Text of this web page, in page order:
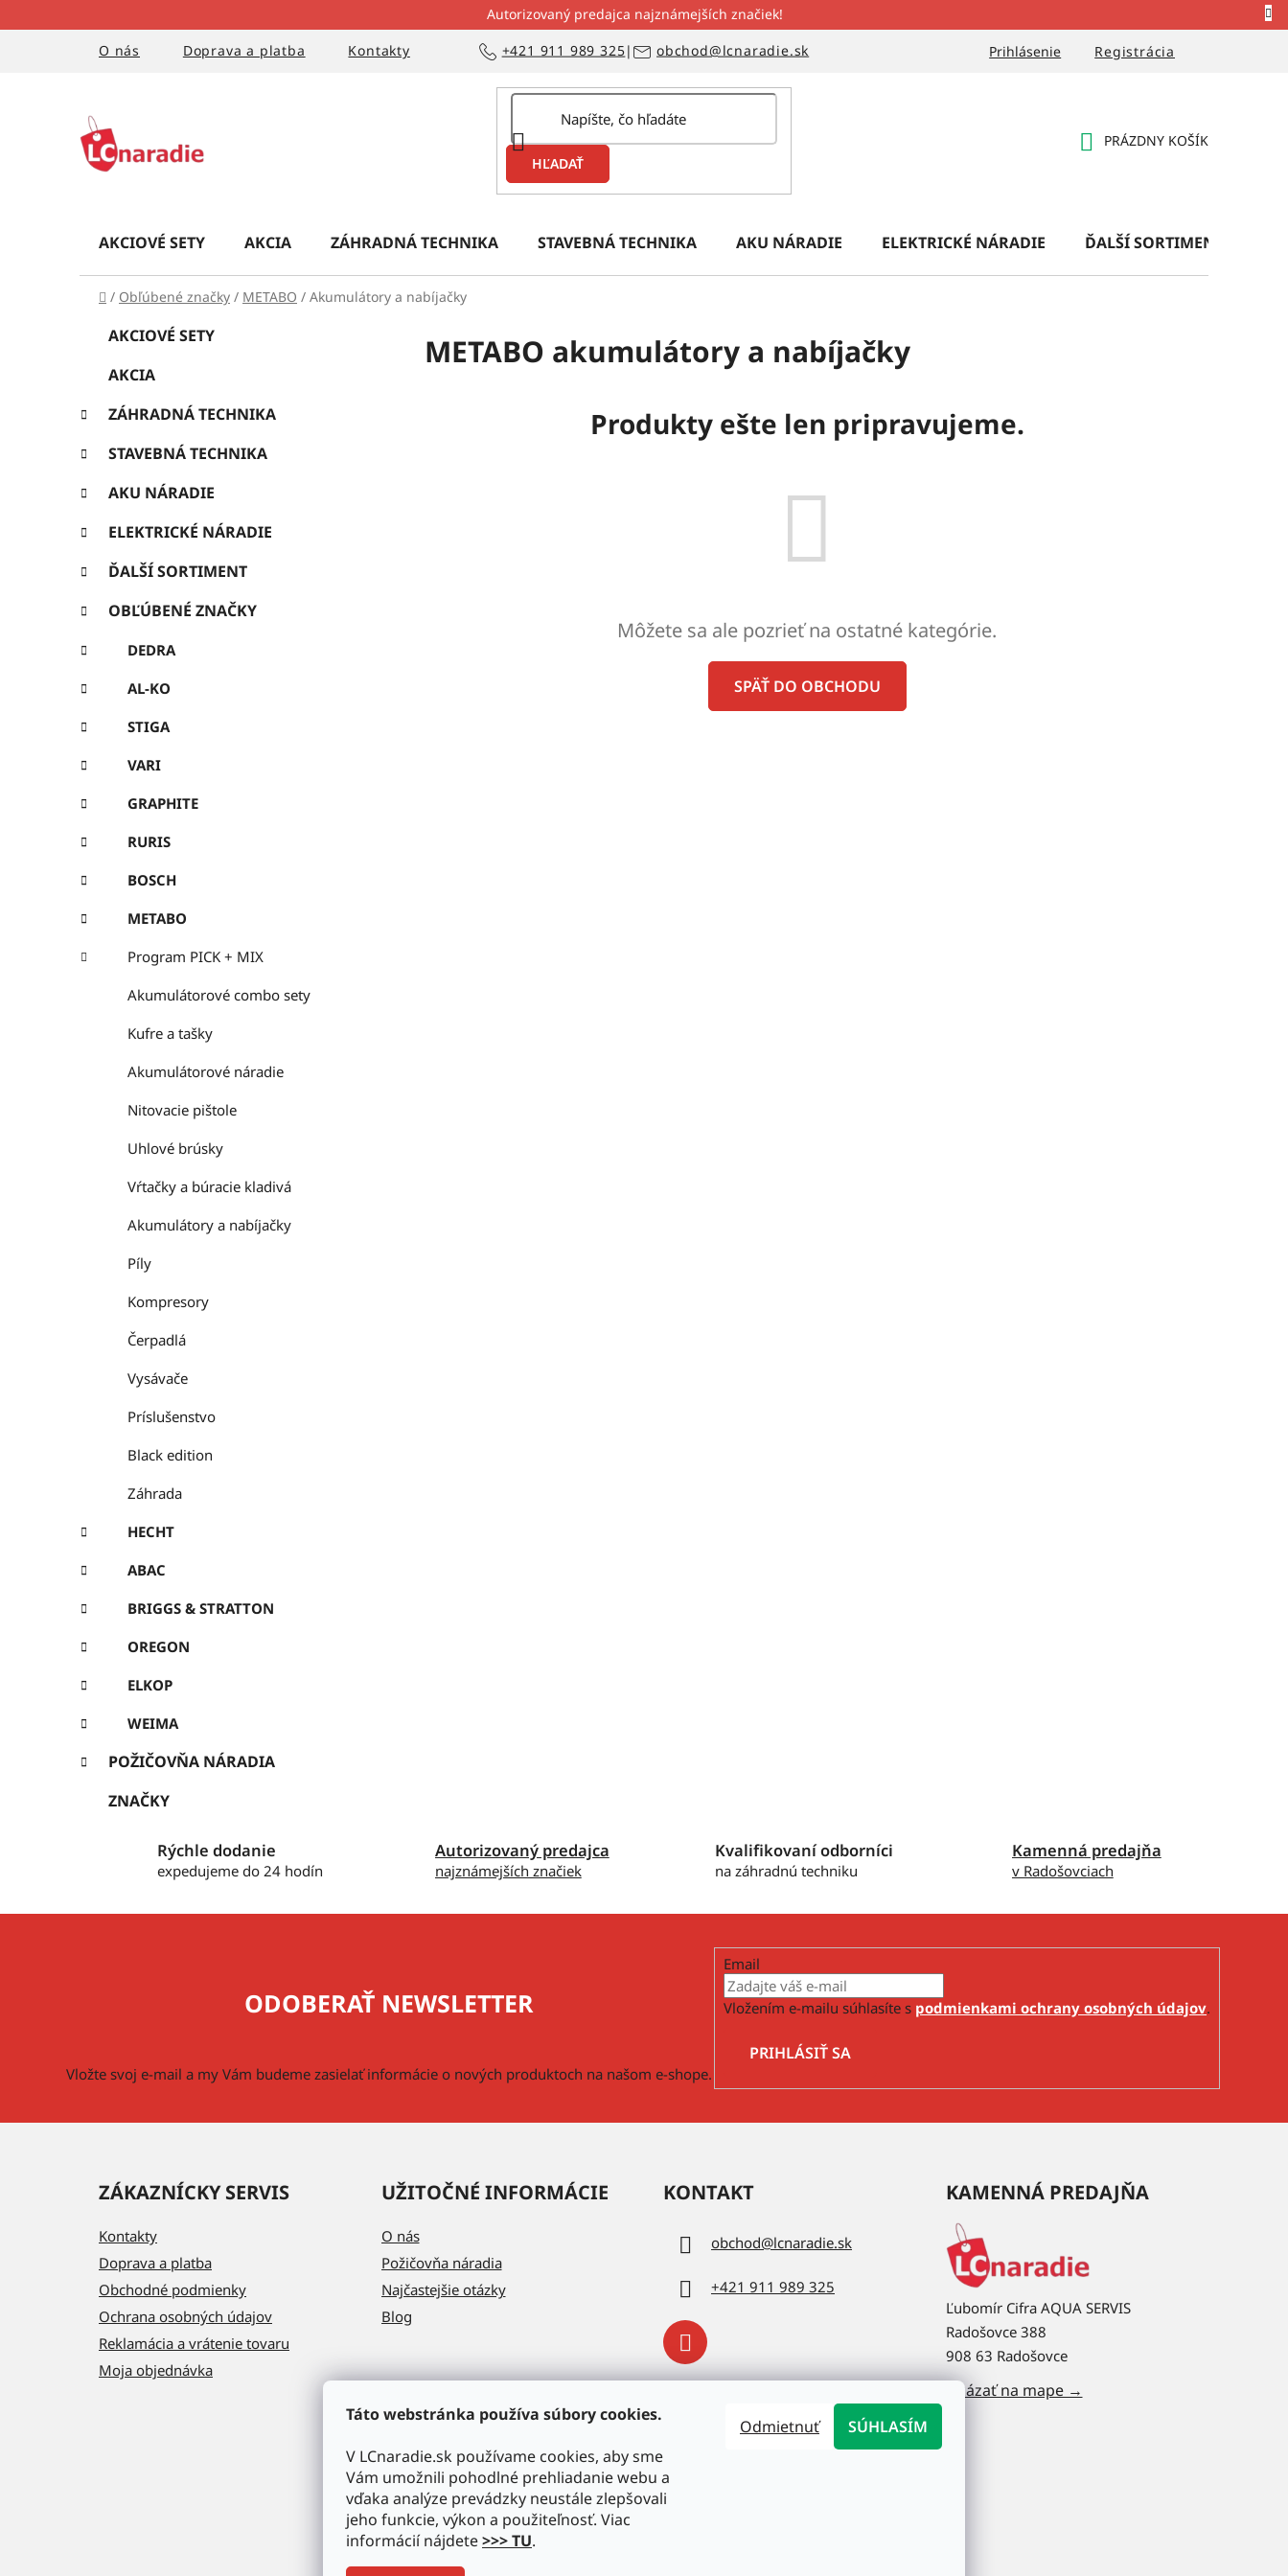
Táto webstránka používa súbory cookies.
V LCnaradie.sk používame cookies, aby sme
Vám umožnili pohodlné prehliadanie webu a
vďaka analýze prevádzky neustále zlepšovali
jeho funkcie, výkon a použiteľnosť. Viac
informácií nájdete>>> TU.
Odmietnuť SÚHLASÍM
na
Autorizovaný predajca najznámejších značiek!
O nás
Doprava a platba Kontakty Prihlásenie Registrácia
+421 911 989 325| obchod@lcnaradie.sk
HĽADAŤ
PRÁZDNY KOŠÍK
AKCIOVÉ SETY AKCIA ZÁHRADNÁ TECHNIKA STAVEBNÁ TECHNIKA AKU NÁRADIE ELEKTRICKÉ NÁRADIE ĎALŠÍ SORTIMENT
Domov
/ Obľúbené značky / METABO / Akumulátory a nabíjačky
n
ý
a
n
e
l
Preskočiť
kategórie
g
r
e
AKCIOVÉ SETY
AKCIA
ZÁHRADNÁ TECHNIKA
STAVEBNÁ TECHNIKA
AKU NÁRADIE
ELEKTRICKÉ NÁRADIE
ĎALŠÍ SORTIMENT
OBĽÚBENÉ ZNAČKY
DEDRA
AL-KO
STIGA
VARI
GRAPHITE
RURIS
BOSCH
METABO
Program PICK + MIX
Akumulátorové combo sety
Kufre a tašky
Akumulátorové náradie
Nitovacie pištole
Uhlové brúsky
Vŕtačky a búracie kladivá
Akumulátory a nabíjačky
Píly
Kompresory
Čerpadlá
Vysávače
Príslušenstvo
Black edition
Záhrada
HECHT
ABAC
BRIGGS & STRATTON
OREGON
ELKOP
WEIMA
POŽIČOVŇA NÁRADIA
ZNAČKY
METABO akumulátory a nabíjačky
Produkty ešte len pripravujeme.
Môžete sa ale pozrieť na ostatné kategórie.
SPÄŤ DO OBCHODU
Rýchle dodanie
expedujeme do 24 hodín
Autorizovaný predajca
najznámejších značiek
Kvalifikovaní odborníci
na záhradnú techniku
Kamenná predajňa
v Radošovciach
ODOBERAŤ NEWSLETTER
Vložte svoj e-mail a my Vám budeme zasielať informácie o nových produktoch na našom e-shope.
Email
Vložením e-mailu súhlasíte s podmienkami ochrany osobných údajov.
PRIHLÁSIŤ SA
ZÁKAZNÍCKY SERVIS
Kontakty
Doprava a platba
Obchodné podmienky
Ochrana osobných údajov
Reklamácia a vrátenie tovaru
Moja objednávka
UŽITOČNÉ INFORMÁCIE
O nás
Požičovňa náradia
Najčastejšie otázky
Blog
KONTAKT
obchod@lcnaradie.sk
+421 911 989 325
KAMENNÁ PREDAJŇA
Ľubomír Cifra AQUA SERVIS
Radošovce 388
908 63 Radošovce
Ukázať na mape →